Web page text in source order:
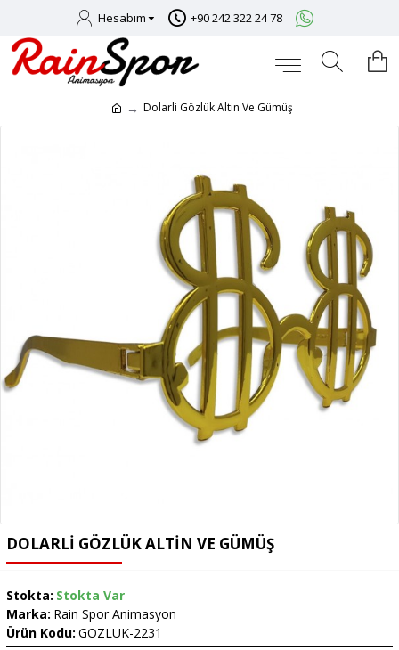
Hesabım +90 242 322 24 78
Dolarli Gözlük Altin Ve Gümüş
DOLARLI GÖZLÜK ALTIN VE GÜMÜŞ
Stokta: Stokta Var
Marka: Rain Spor Animasyon
Ürün Kodu: GOZLUK-2231